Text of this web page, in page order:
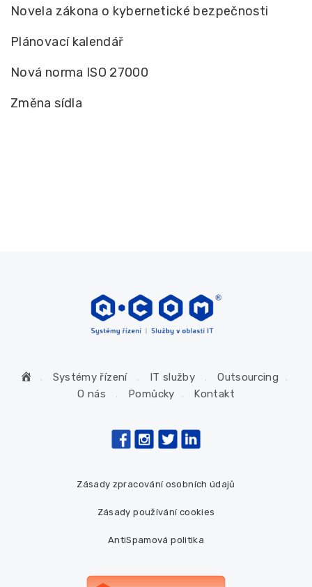
Novela zákona o kybernetické bezpečnosti
Plánovací kalendář
Nová norma ISO 27000
Změna sídla
Systémy řízení IT služby
Outsourcing
O nás
Pomůcky Kontakt
Zásady zpracování osobních údajů
Zásady používání cookies
AntiSpamová politika